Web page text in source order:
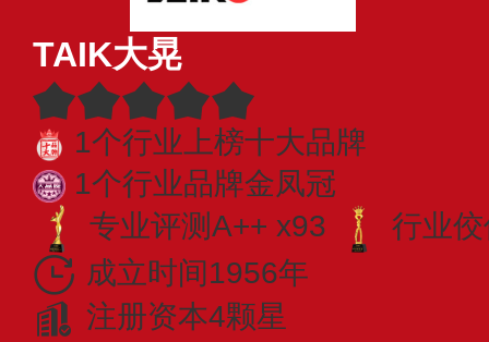
TAIK大晃
1个行业上榜十大品牌
1个行业品牌金凤冠
专业​评测A++ x93
行业
成立时间1956年
注册资本4颗星